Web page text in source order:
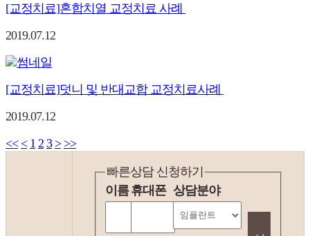
[교정치료]혼합치열 교정치료 사례
2019.07.12
[교정치료]덧니 및 반대교합 교정치료사례
2019.07.12
<< < 1 2 3 > >>
빠른상담 신청하기
이름휴대폰 상담분야